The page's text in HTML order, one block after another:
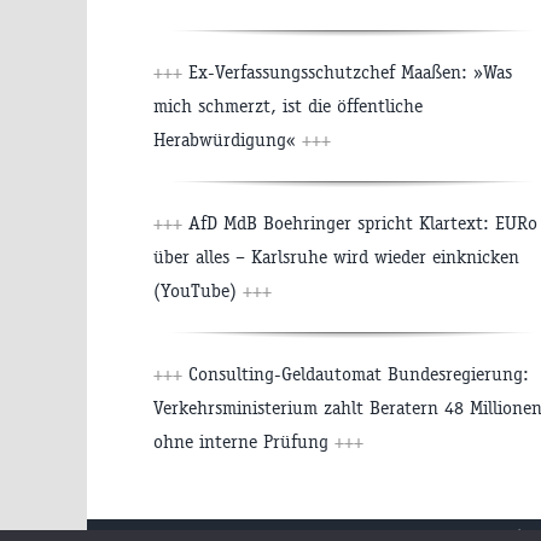
+++ Ex-Verfassungsschutzchef Maaßen: »Was
mich schmerzt, ist die öffentliche
Herabwürdigung« +++
+++ AfD MdB Boehringer spricht Klartext: EURo
über alles – Karlsruhe wird wieder einknicken
(YouTube) +++
+++ Consulting-Geldautomat Bundesregierung:
Verkehrsministerium zahlt Beratern 48 Millionen
ohne interne Prüfung +++